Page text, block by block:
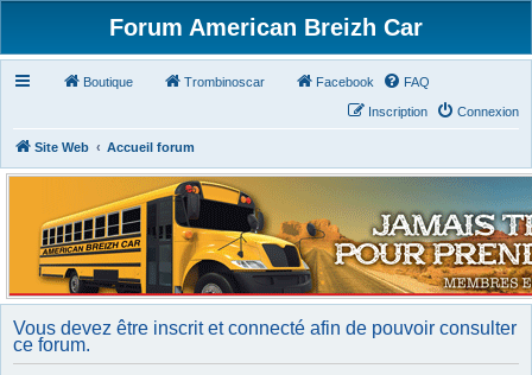
Forum American Breizh Car
Boutique Trombinoscar Facebook FAQ
Connexion
Inscription
Site Web Accueil forum
Vous devez être inscrit et connecté afin de pouvoir consulter
ce forum.